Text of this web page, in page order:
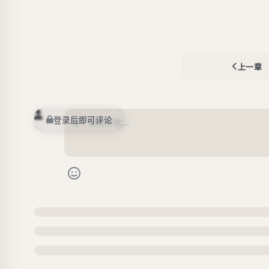
上一章
登录后即可评论